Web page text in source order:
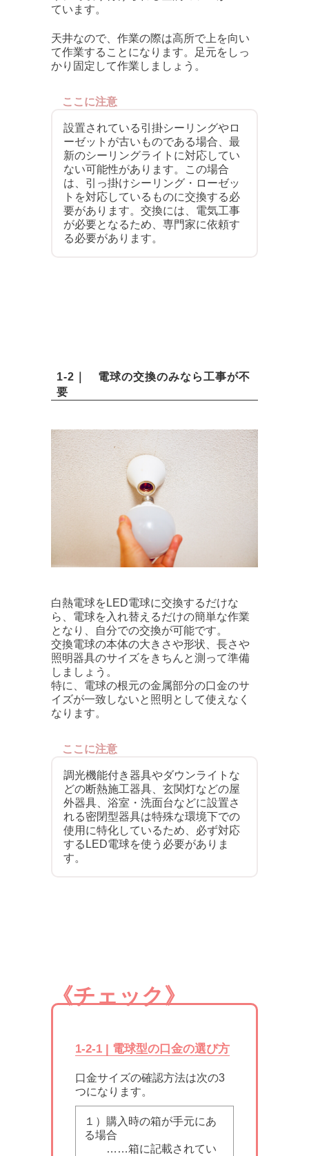
ています。
天井なので、作業の際は高所で上を向い
て作業することになります。足元をしっ
かり固定して作業しましょう。
ここに注意
設置されている引掛シーリングやロ
ーゼットが古いものである場合、最
新のシーリングライトに対応してい
ない可能性があります。この場合
は、引っ掛けシーリング・ローゼッ
トを対応しているものに交換する必
要があります。交換には、電気工事
が必要となるため、専門家に依頼す
る必要があります。
1-2｜ 電球の交換のみなら工事が不
要
白熱電球をLED電球に交換するだけな
ら、電球を入れ替えるだけの簡単な作業
となり、自分での交換が可能です。
交換電球の本体の大きさや形状、長さや
照明器具のサイズをきちんと測って準備
しましょう。
特に、電球の根元の金属部分の口金のサ
イズが一致しないと照明として使えなく
なります。
ここに注意
調光機能付き器具やダウンライトな
どの断熱施工器具、玄関灯などの屋
外器具、浴室・洗面台などに設置さ
れる密閉型器具は特殊な環境下での
使用に特化しているため、必ず対応
するLED電球を使う必要がありま
す。
《チェック》
1-2-1 | 電球型の口金の選び方
口金サイズの確認方法は次の3
つになります。
１）購入時の箱が手元にあ
る場合
……箱に記載されてい